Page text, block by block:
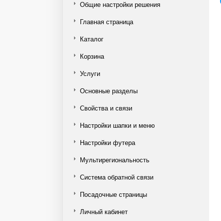
Общие настройки решения
Главная страница
Каталог
Корзина
Услуги
Основные разделы
Свойства и связи
Настройки шапки и меню
Настройки футера
Мультирегиональность
Система обратной связи
Посадочные страницы
Личный кабинет